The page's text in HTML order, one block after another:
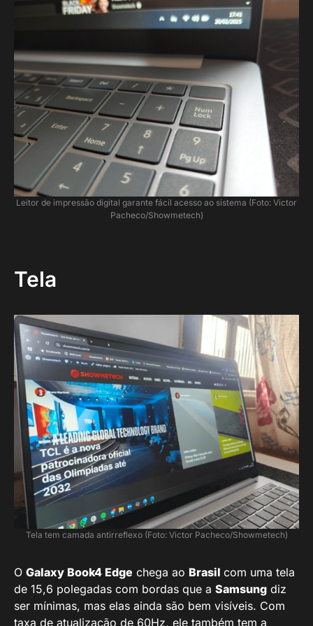
Leitor de impressão digital garante fácil acesso ao sistema (Foto: Victor
Pacheco/Showmetech)
Tela
Tela tem camada antirreflexo (Foto: Victor Pacheco/Showmetech)
O Galaxy Book4 Edge chega ao Brasil com uma tela
de 15,6 polegadas com bordas que a Samsung diz
ser mínimas, mas elas ainda são bem visíveis. Com
taxa de atualização de 60Hz, ele também tem a